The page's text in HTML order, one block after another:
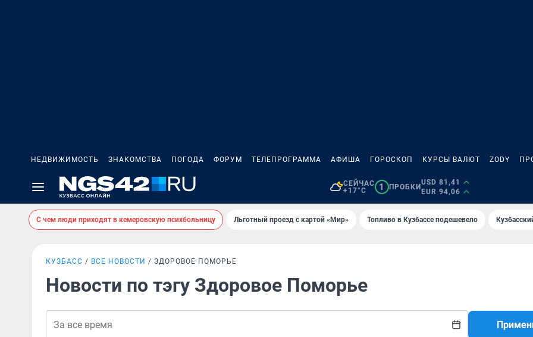
НЕДВИЖИМОСТЬ ЗНАКОМСТВА ПОГОДА ФОРУМ ТЕЛЕПРОГРАММА АФИША ГОРОСКОП КУРСЫ ВАЛЮТ ZODY
СЕЙЧАС
+17°C
1 ПРОБКИ
USD 81,41
EUR 94,06
С чем люди приходят в кемеровскую психбольницу Льготный проезд с картой «Мир» Топливо в Кузбассе подешевело
КУЗБАСС ВСЕ НОВОСТИ ЗДОРОВОЕ ПОМОРЬЕ
Новости по тэгу Здоровое Поморье